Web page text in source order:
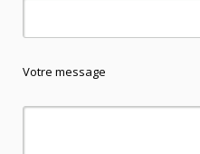
Votre message